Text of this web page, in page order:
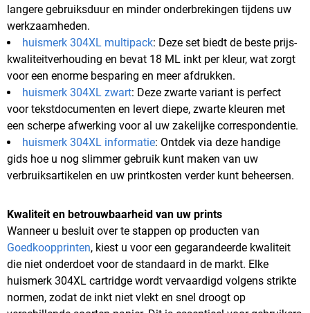
langere gebruiksduur en minder onderbrekingen tijdens uw
werkzaamheden.
huismerk 304XL multipack: Deze set biedt de beste prijs-
kwaliteitverhouding en bevat 18 ML inkt per kleur, wat zorgt
voor een enorme besparing en meer afdrukken.
huismerk 304XL zwart: Deze zwarte variant is perfect
voor tekstdocumenten en levert diepe, zwarte kleuren met
een scherpe afwerking voor al uw zakelijke correspondentie.
huismerk 304XL informatie: Ontdek via deze handige
gids hoe u nog slimmer gebruik kunt maken van uw
verbruiksartikelen en uw printkosten verder kunt beheersen.
Kwaliteit en betrouwbaarheid van uw prints
Wanneer u besluit over te stappen op producten van
Goedkoopprinten, kiest u voor een gegarandeerde kwaliteit
die niet onderdoet voor de standaard in de markt. Elke
huismerk 304XL cartridge wordt vervaardigd volgens strikte
normen, zodat de inkt niet vlekt en snel droogt op